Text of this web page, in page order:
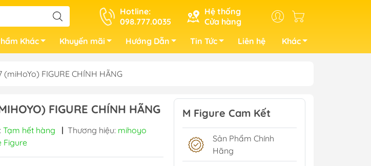
Hotline:
098.777.0035
Hệ thống
Cửa hàng
Khác Khuyến mãi Hướng Dẫn Tin Tức Liên hệ Khác
FIGURE CHÍNH HÃNG
FIGURE CHÍNH HÃNG
Tạm hết hàng | Thương hiệu: mihoyo
Figure
M Figure Cam Kết
Sản Phẩm Chính
Hãng